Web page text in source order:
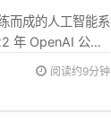
而成的人工智能系
年 OpenAI 公司
，如谷歌、微
阅读约9分钟